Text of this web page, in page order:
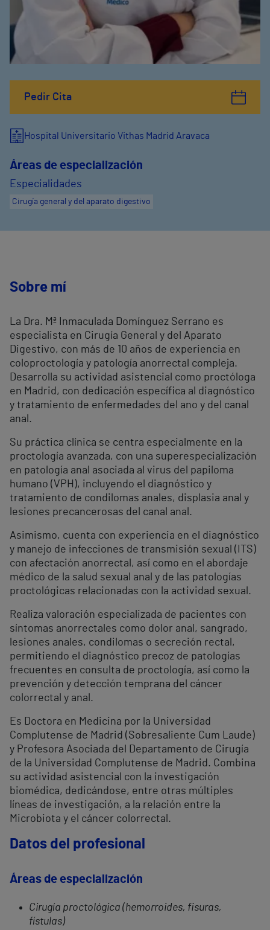
Pedir Cita
Hospital Universitario Vithas Madrid Aravaca
Áreas de especialización
Especialidades
Cirugía general y del aparato digestivo
Sobre mí
La Dra. Mª Inmaculada Domínguez Serrano es
especialista en Cirugía General y del Aparato
Digestivo, con más de 10 años de experiencia en
coloproctología y patología anorrectal compleja.
Desarrolla su actividad asistencial como proctóloga
en Madrid, con dedicación específica al diagnóstico
y tratamiento de enfermedades del ano y del canal
anal.
Su práctica clínica se centra especialmente en la
proctología avanzada, con una superespecialización
en patología anal asociada al virus del papiloma
humano (VPH), incluyendo el diagnóstico y
tratamiento de condilomas anales, displasia anal y
lesiones precancerosas del canal anal.
Asimismo, cuenta con experiencia en el diagnóstico
y manejo de infecciones de transmisión sexual (ITS)
con afectación anorrectal, así como en el abordaje
médico de la salud sexual anal y de las patologías
proctológicas relacionadas con la actividad sexual.
Realiza valoración especializada de pacientes con
síntomas anorrectales como dolor anal, sangrado,
lesiones anales, condilomas o secreción rectal,
permitiendo el diagnóstico precoz de patologías
frecuentes en consulta de proctología, así como la
prevención y detección temprana del cáncer
colorrectal y anal.
Es Doctora en Medicina por la Universidad
Complutense de Madrid (Sobresaliente Cum Laude)
y Profesora Asociada del Departamento de Cirugía
de la Universidad Complutense de Madrid. Combina
su actividad asistencial con la investigación
biomédica, dedicándose, entre otras múltiples
líneas de investigación, a la relación entre la
Microbiota y el cáncer colorrectal.
Datos del profesional
Áreas de especialización
Cirugía proctológica (hemorroides, fisuras,
fístulas)